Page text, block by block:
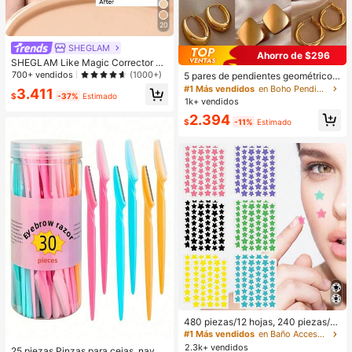
20
SHEGLAM
SHEGLAM Like Magic Corrector D
e Alta Cobertura 12H-Chantilly Mar
e Para Mujeres Y NiñAs
700+ vendidos (1000+)
$3.411 -37% Estimado
Ahorro de $296
5 pares de pendientes geométricos
de metal, diseño exagerado europe
o y americano, conjunto de pendien
leatorios
#1 Más vendidos
en Boho Pendientes De Mujer
1k+ vendidos
$2.394 -11% Estimado
480 piezas/12 hojas, 240 piezas/6
hojas, 40 piezas/1 hoja, Pegatinas
de estrellas para la cara, Pegatinas
#1 Más vendidos
en Baño Accesorios para herramientas
2.3k+ vendidos